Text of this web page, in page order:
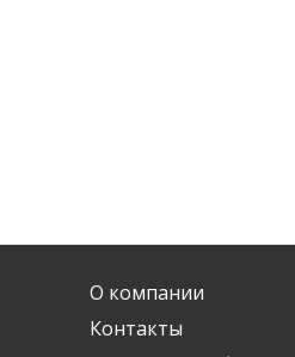
О компании
Контакты